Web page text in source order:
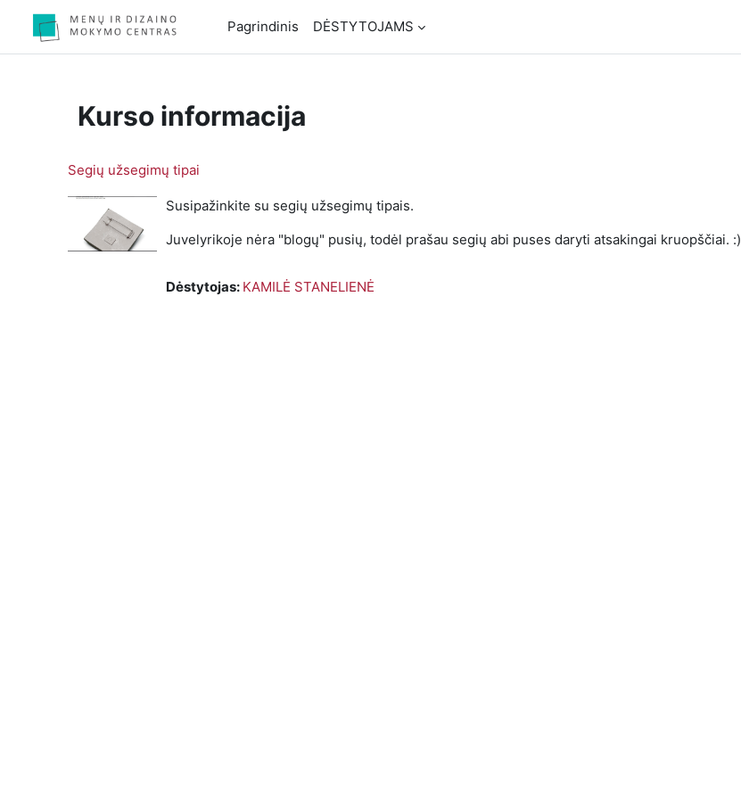
Pagrindinis
DĖSTYTOJAMS
Kurso informacija
Segių užsegimų tipai
Susipažinkite su segių užsegimų tipais.
Juvelyrikoje nėra "blogų" pusių, todėl prašau segių abi puses daryti atsakingai kruopščiai. :)
Dėstytojas: KAMILĖ STANELIENĖ